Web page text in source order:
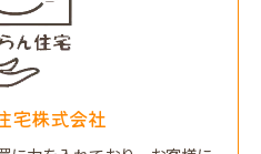
宅株式会社